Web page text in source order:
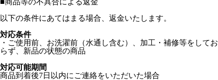
以下の条件にあてはまる場合、返金いたします。
対応条件
・ご使用前、お洗濯前（水通し含む）、加工・補修等をしてお
らず、新品の状態の商品
対応可能期間
商品到着後7日以内にご連絡をいただいた場合